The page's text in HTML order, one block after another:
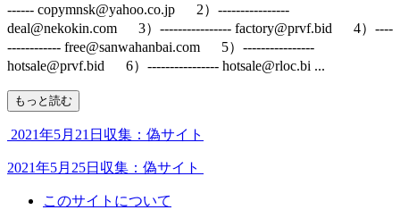
------ copymnsk@yahoo.co.jp 2）----------------
deal@nekokin.com 3）---------------- factory@prvf.bid 4）----
------------ free@sanwahanbai.com 5）----------------
hotsale@prvf.bid 6）---------------- hotsale@rloc.bi ...
もっと読む
2021年5月21日収集：偽サイト
2021年5月25日収集：偽サイト
このサイトについて